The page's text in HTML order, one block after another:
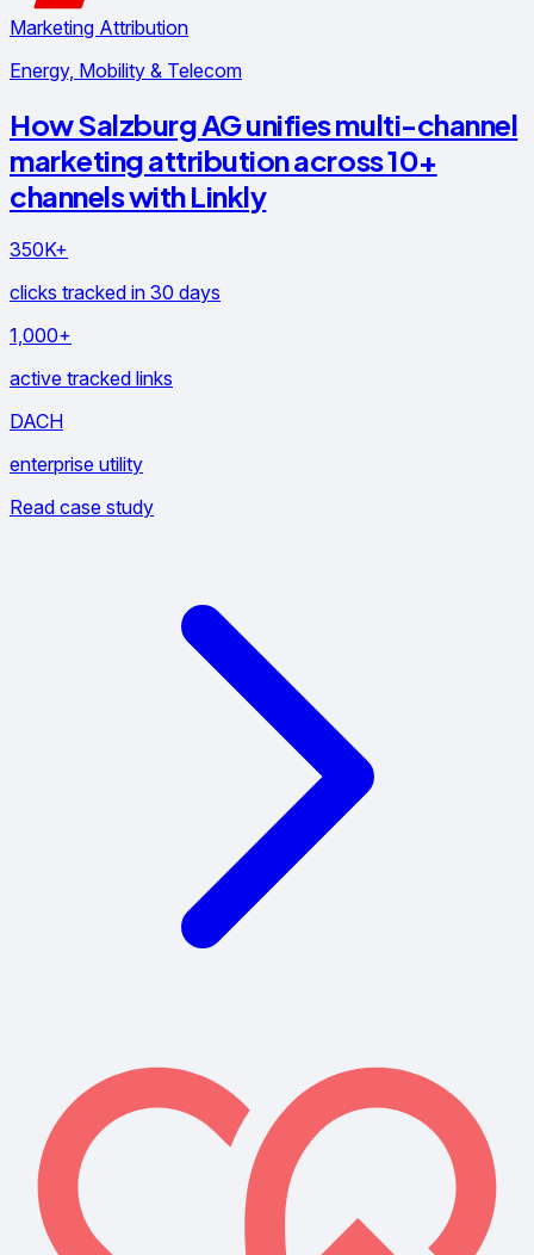
Marketing Attribution
Energy, Mobility & Telecom
How Salzburg AG unifies multi-channel
marketing attribution across 10+
channels with Linkly
350K+
clicks tracked in 30 days
1,000+
active tracked links
DACH
enterprise utility
Read case study